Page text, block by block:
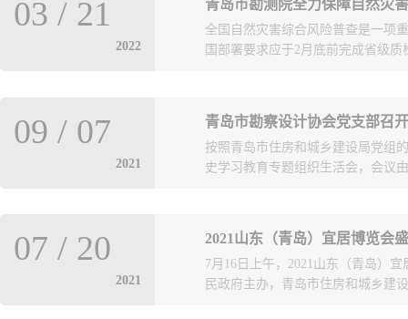
是更加充分发挥协会作用、履行服
法合规、公平公正”的服务理念，
出，深入推进多元化纠纷解决机制
高广大从业企业、从业人员的认识
实为行业的稳定发展发挥应有的作
训会议。会上，观看了全国勘察设
筑设计碳排放计算导则》解读相关
次能力提升培训以问题为导向，针
技术应用、BIM技术应用、勘察管
培训工作，为设计人员能力提升提
青岛市勘测院全力保障自然灾
2022
03 / 21
全国自然灾害综合风险普查是一项
国部署要求应于2月底前完成省级
为第一批上交成果的区域，要求1
人员李琳、杨震、王超、王刚、侯
难，不负众望、加班加点、通宵轮
检程序提交数据。市勘测院作为黄
高标准严控数据质量，在我市外围
形象。在省级数据汇交中，市勘测
出整改意见，并督导其完成汇交。
青岛市勘察设计协会党支部召
2021
09 / 07
按照青岛市住房和城乡建设局党组
史学习教育专题组织生活会，会议
孙来烈同志列席指导。会议前期，
中学习讨论。党员与党员之间一对
坦诚交流，对支部工作也提出了许
题组织生活会分为三部分、四场次
2021山东（青岛）宜居博览会
2021
07 / 20
7月16日上午，2021山东（青岛）
民政府主办，青岛市住房和城乡建